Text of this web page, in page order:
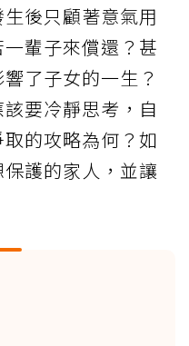
後只顧著意氣用
輩子來償還？甚
了子女的一生？
要冷靜思考，自
的攻略為何？如
護的家人，並讓